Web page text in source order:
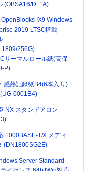
(OBSA16/D11A)
OpenBlocks IX9 Windows
2019 LTSC搭載
256G)
サーマルロール紙(高保
P)
感熱記録紙B4(6本入り)
0001B4)
NX スタンドアロン
1000BASE-T/X メディ
(DN1800SG2E)
Server Standard